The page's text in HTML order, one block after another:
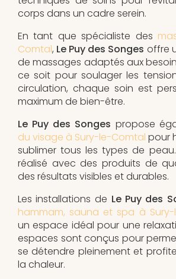
corps dans un cadre serein.
En tant que spécialiste des
Comtal, Le Puy des Songes offre
de massages adaptés aux
ce soit pour soulager les
circulation, chaque soin est
maximum de bien-être.
Le Puy des Songes propose
du visage à Sury-le-Comtal pour
sublimer tous les types de
réalisé avec des produits de
des résultats visibles et durables.
Les installations de Le Puy des
hammam, sauna et spa à
un espace idéal pour une
espaces sont conçus pour
se détendre pleinement et
la chaleur.